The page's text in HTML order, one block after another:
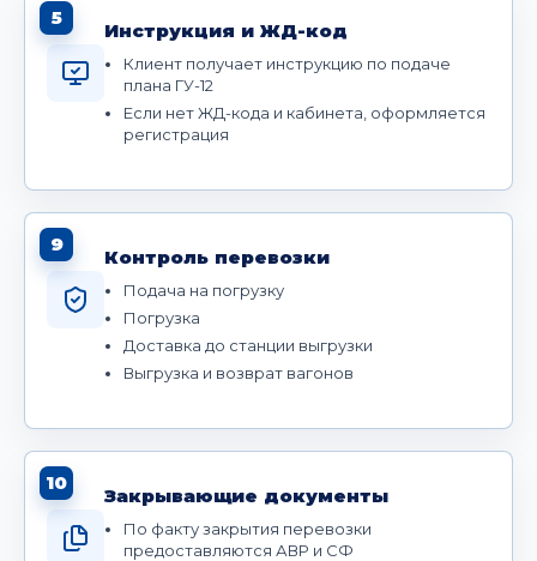
5
Инструкция и ЖД-код
Клиент получает инструкцию по подаче
плана ГУ-12
Если нет ЖД-кода и кабинета, оформляется
регистрация
9
Контроль перевозки
Подача на погрузку
Погрузка
Доставка до станции выгрузки
Выгрузка и возврат вагонов
10
Закрывающие документы
По факту закрытия перевозки
предоставляются АВР и СФ